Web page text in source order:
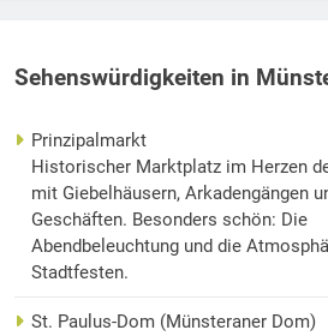
Sehenswürdigkeiten in
Prinzipalmarkt
Historischer Marktplatz im Herzen
mit Giebelhäusern, Arkadengängen
Geschäften. Besonders schön: Die
Abendbeleuchtung und die
Stadtfesten.
St. Paulus-Dom (Münsteraner Dom)